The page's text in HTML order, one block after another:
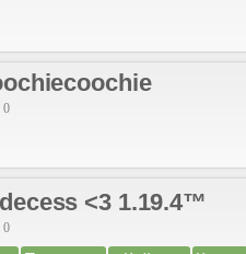
0
decess <3 1.19.4™
0